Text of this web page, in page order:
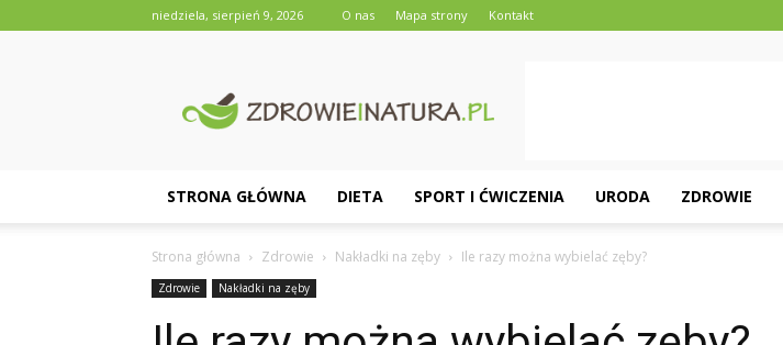
niedziela, sierpień 9, 2026 O nas Mapa strony Kontakt
STRONA GŁÓWNA DIETA SPORT I ĆWICZENIA URODA ZDROWIE
Strona główna Zdrowie Nakładki na zęby Ile razy można wybielać zęby?
Zdrowie Nakładki na zęby